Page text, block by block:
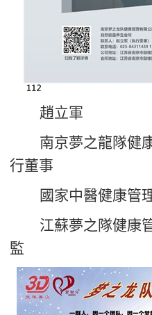
趙立軍
南京夢之龍隊健
行董事
國家中醫健康管
江蘇夢之隊健康
監